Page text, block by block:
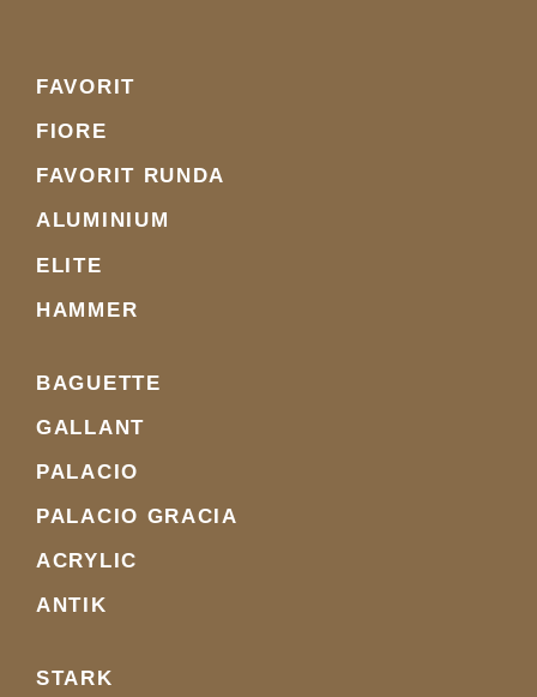
FAVORIT
FIORE
FAVORIT RUNDA
ALUMINIUM
ELITE
HAMMER
BAGUETTE
GALLANT
PALACIO
PALACIO GRACIA
ACRYLIC
ANTIK
STARK